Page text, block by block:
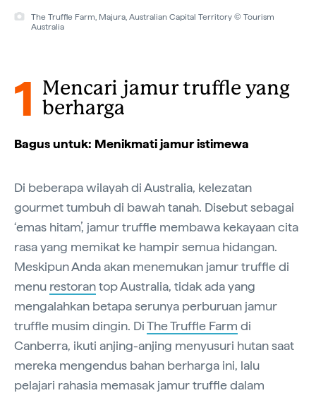
The Truffle Farm, Majura, Australian Capital Territory © Tourism
Australia
1
Mencari jamur truffle yang
berharga
Bagus untuk: Menikmati jamur istimewa
Di beberapa wilayah di Australia, kelezatan
gourmet tumbuh di bawah tanah. Disebut sebagai
‘emas hitam’, jamur truffle membawa kekayaan cita
rasa yang memikat ke hampir semua hidangan.
Meskipun Anda akan menemukan jamur truffle di
menu restorantop Australia, tidak ada yang
mengalahkan betapa serunya perburuan jamur
truffle musim dingin. DiThe Truffle Farm di
Canberra, ikuti anjing-anjing menyusuri hutan saat
mereka mengendus bahan berharga ini, lalu
pelajari rahasia memasak jamur truffle dalam